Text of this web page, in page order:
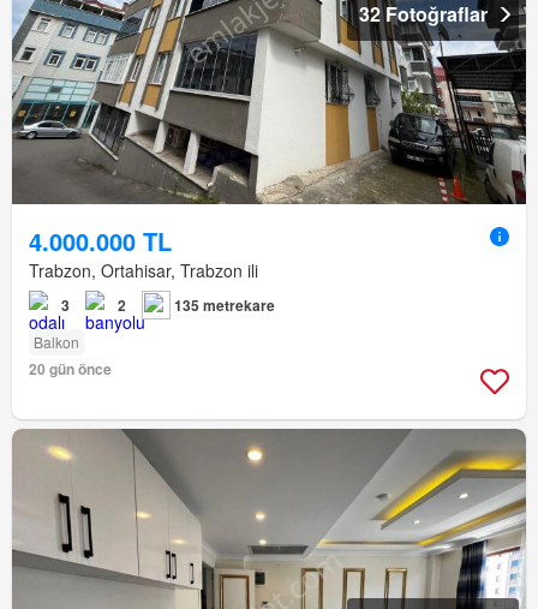
32 Fotoğraflar
4.000.000 TL
Trabzon, Ortahisar, Trabzon ili
3 2 135 metrekare
Balkon
20 gün önce